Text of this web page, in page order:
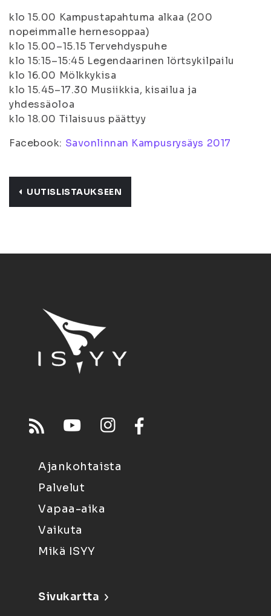
klo 15.00 Kampustapahtuma alkaa (200
nopeimmalle hernesoppaa)
klo 15.00–15.15 Tervehdyspuhe
klo 15:15–15:45 Legendaarinen lörtsykilpailu
klo 16.00 Mölkkykisa
klo 15.45–17.30 Musiikkia, kisailua ja
yhdessäoloa
klo 18.00 Tilaisuus päättyy
Facebook: Savonlinnan Kampusrysäys 2017
UUTISLISTAUKSEEN
Ajankohtaista
Palvelut
Vapaa-aika
Vaikuta
Mikä ISYY
Sivukartta